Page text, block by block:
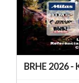
BRHE 2026